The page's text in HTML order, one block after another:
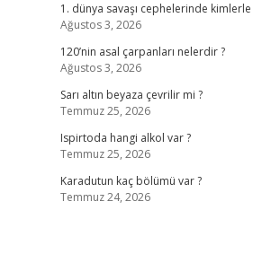
1. dünya savaşı cephelerinde kimlerle
Ağustos 3, 2026
120’nin asal çarpanları nelerdir ?
Ağustos 3, 2026
Sarı altın beyaza çevrilir mi ?
Temmuz 25, 2026
Ispirtoda hangi alkol var ?
Temmuz 25, 2026
Karadutun kaç bölümü var ?
Temmuz 24, 2026